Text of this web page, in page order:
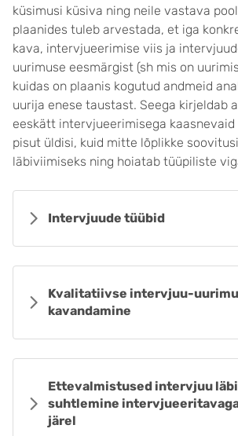
küsimusi küsiva ning neile vastava
plaanides tuleb arvestada, et iga
kava, intervjueerimise viis ja
uurimuse eesmärgist (sh mis on
kuidas on plaanis kogutud andmeid
uurija enese taustast. Seega kirjeldab
eeskätt intervjueerimisega
pisut üldisi, kuid mitte lõplikke
läbiviimiseks ning hoiatab tüüpiliste
Intervjuude tüübid
Kvalitatiivse intervjuu-
kavandamine
Ettevalmistused intervjuu
suhtlemine
järel